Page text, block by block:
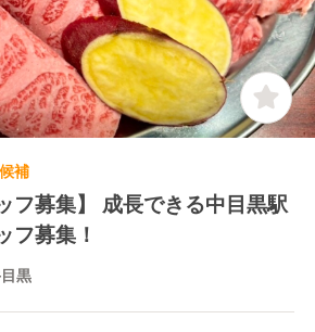
補
フ募集】 成長できる中目黒駅
フ募集！
黒